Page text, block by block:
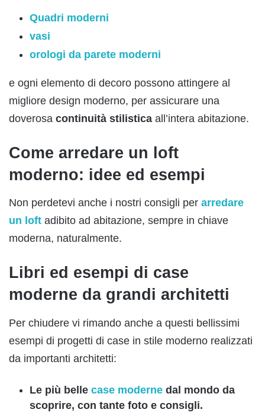
Quadri moderni
vasi
orologi da parete moderni
e ogni elemento di decoro possono attingere al
migliore design moderno, per assicurare una
doverosa continuità stilistica all’intera abitazione.
Come arredare un loft
moderno: idee ed esempi
Non perdetevi anche i nostri consigli per arredare
un loft adibito ad abitazione, sempre in chiave
moderna, naturalmente.
Libri ed esempi di case
moderne da grandi architetti
Per chiudere vi rimando anche a questi bellissimi
esempi di progetti di case in stile moderno realizzati
da importanti architetti:
Le più belle case moderne dal mondo da
scoprire, con tante foto e consigli.